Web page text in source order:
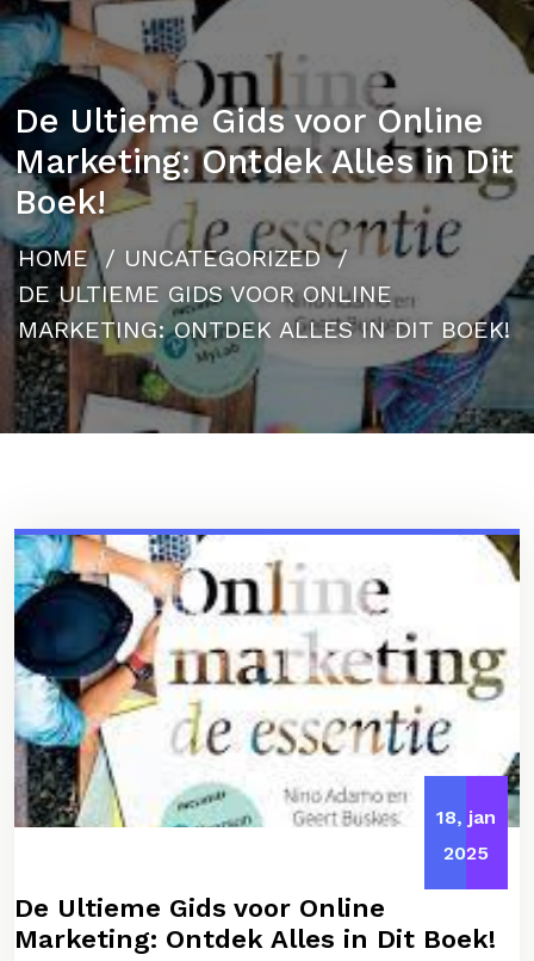
De Ultieme Gids voor Online
Marketing: Ontdek Alles in Dit
Boek!
HOME/ UNCATEGORIZED/
DE ULTIEME GIDS VOOR ONLINE
MARKETING: ONTDEK ALLES IN DIT BOEK!
18, jan
2025
De Ultieme Gids voor Online
Marketing: Ontdek Alles in Dit Boek!